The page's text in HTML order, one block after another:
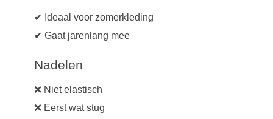
✔ Ideaal voor zomerkleding
✔ Gaat jarenlang mee
Nadelen
❌ Niet elastisch
❌ Eerst wat stug